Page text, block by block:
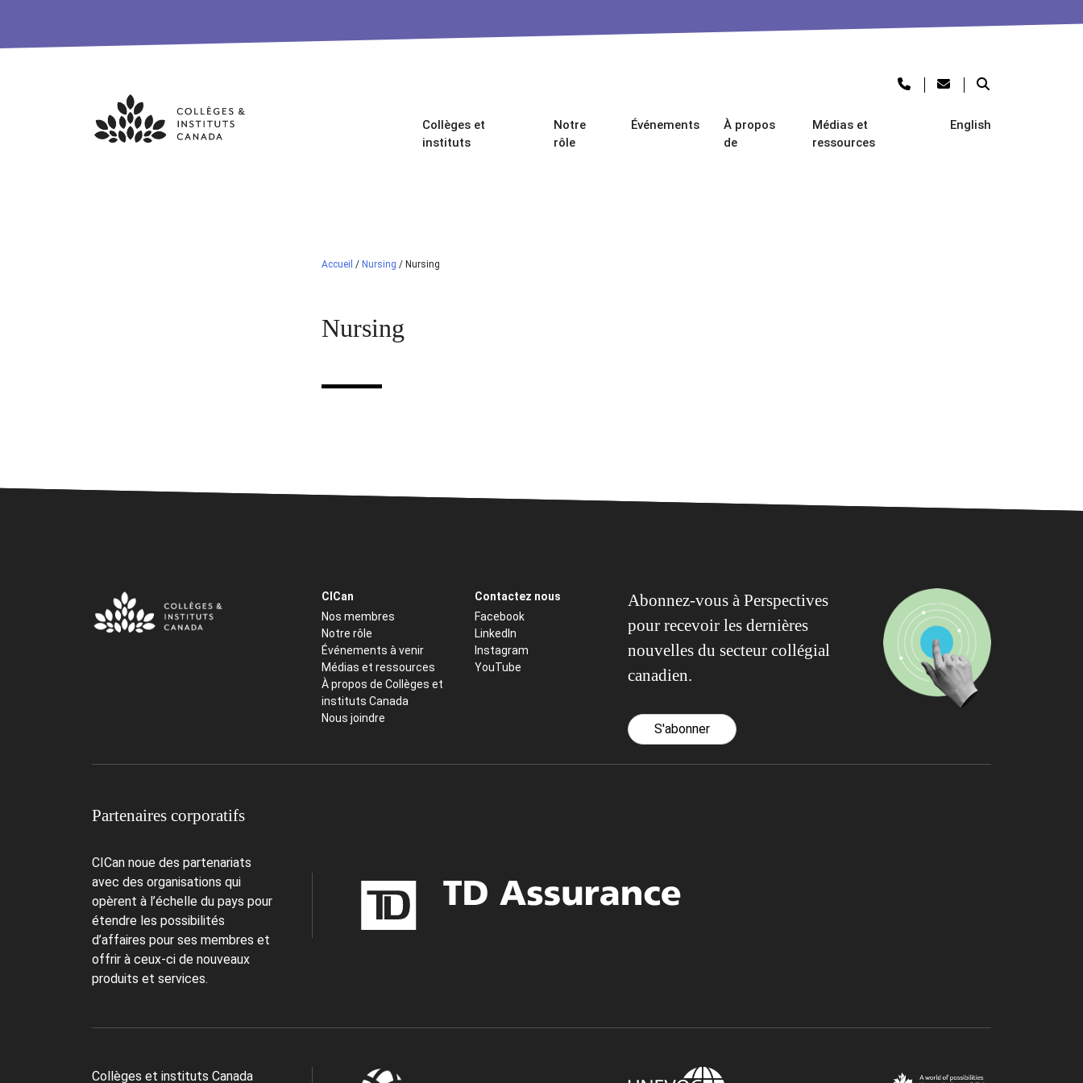
Skip
Collèges et
instituts
Notre
rôle
Événements
À propos
de
Médias et
ressources
English
Accueil / Nursing / Nursing
Nursing
CICan
Nos membres
Notre rôle
Événements à venir
Médias et ressources
À propos de Collèges et
instituts Canada
Nous joindre
Contactez nous
Facebook
LinkedIn
Instagram
YouTube
Abonnez-vous à Perspectives
pour recevoir les dernières
nouvelles du secteur collégial
canadien.
S'abonner
Partenaires corporatifs
CICan noue des partenariats
avec des organisations qui
opèrent à l’échelle du pays pour
étendre les possibilités
d’affaires pour ses membres et
offrir à ceux-ci de nouveaux
produits et services.
Collèges et instituts Canada